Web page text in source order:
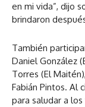
en mi vida”, dijo
brindaron
También
Daniel González
Torres (El
Fabián Pintos. Al
para saludar a